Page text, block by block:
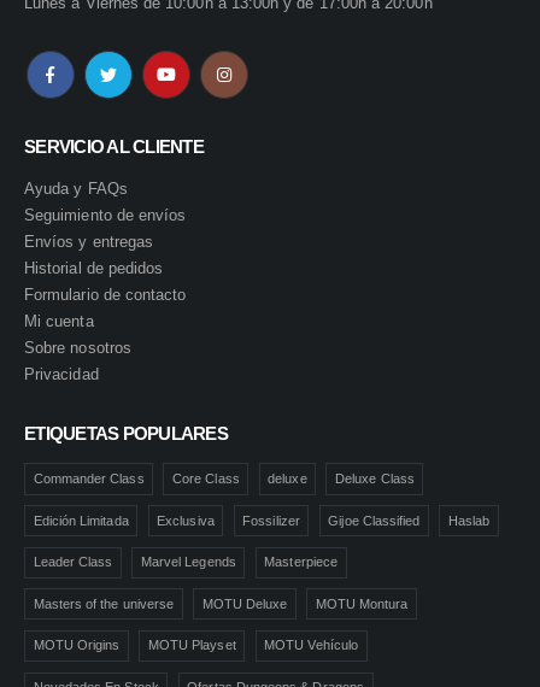
SERVICIO AL CLIENTE
Ayuda y FAQs
Seguimiento de envíos
Envíos y entregas
Historial de pedidos
Formulario de contacto
Mi cuenta
Sobre nosotros
Privacidad
ETIQUETAS POPULARES
Commander Class Core Class deluxe Deluxe Class
Edición Limitada Exclusiva Fossilizer Gijoe Classified Haslab
Leader Class Marvel Legends Masterpiece
Masters of the universe MOTU Deluxe MOTU Montura
MOTU Origins MOTU Playset MOTU Vehículo